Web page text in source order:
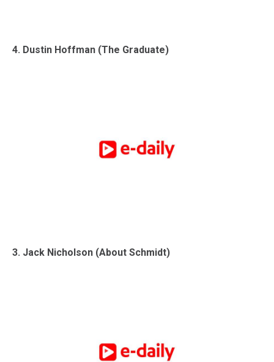
4. Dustin Hoffman (The Graduate)
3. Jack Nicholson (About Schmidt)